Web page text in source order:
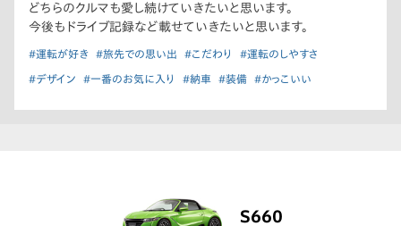
どちらのクルマも愛し続けていきたいと思います。
今後もドライブ記録など載せていきたいと思います。
#運転が好き #旅先での思い出 #こだわり #運転のしやすさ
#デザイン #一番のお気に入り #納車 #装備 #かっこいい
S660